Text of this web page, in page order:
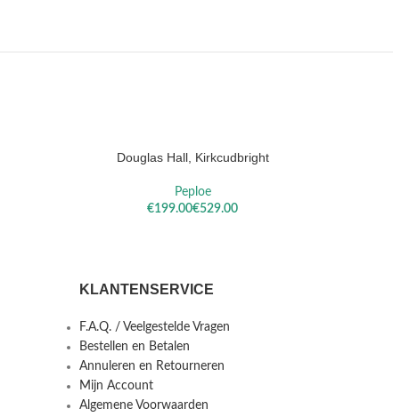
OPTIES SELECTEREN
Douglas Hall, Kirkcudbright
Peploe
€
€
KLANTENSERVICE
F.A.Q. / Veelgestelde Vragen
Bestellen en Betalen
Annuleren en Retourneren
Mijn Account
Algemene Voorwaarden